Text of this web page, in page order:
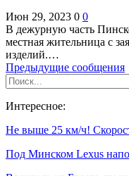
Июн 29, 2023 0 0
В дежурную часть
местная жительница с
изделий.…
Предыдущие сообщения
Интересное:
Не выше 25 км/ч!
Под Минском Lexus